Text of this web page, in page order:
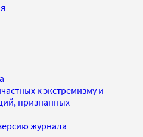
к экстремизму и
признанных
журнала